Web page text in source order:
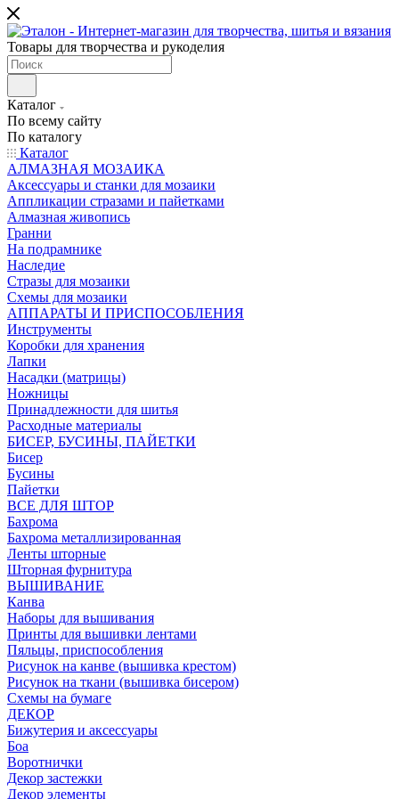
Товары для творчества и рукоделия
Каталог
По всему сайту
По каталогу
Каталог
АЛМАЗНАЯ МОЗАИКА
Аксессуары и станки для мозаики
Аппликации стразами и пайетками
Алмазная живопись
Гранни
На подрамнике
Наследие
Стразы для мозаики
Схемы для мозаики
АППАРАТЫ И ПРИСПОСОБЛЕНИЯ
Инструменты
Коробки для хранения
Лапки
Насадки (матрицы)
Ножницы
Принадлежности для шитья
Расходные материалы
БИСЕР, БУСИНЫ, ПАЙЕТКИ
Бисер
Бусины
Пайетки
ВСЕ ДЛЯ ШТОР
Бахрома
Бахрома металлизированная
Ленты шторные
Шторная фурнитура
ВЫШИВАНИЕ
Канва
Наборы для вышивания
Принты для вышивки лентами
Пяльцы, приспособления
Рисунок на канве (вышивка крестом)
Рисунок на ткани (вышивка бисером)
Схемы на бумаге
ДЕКОР
Бижутерия и аксессуары
Боа
Воротнички
Декор застежки
Декор элементы